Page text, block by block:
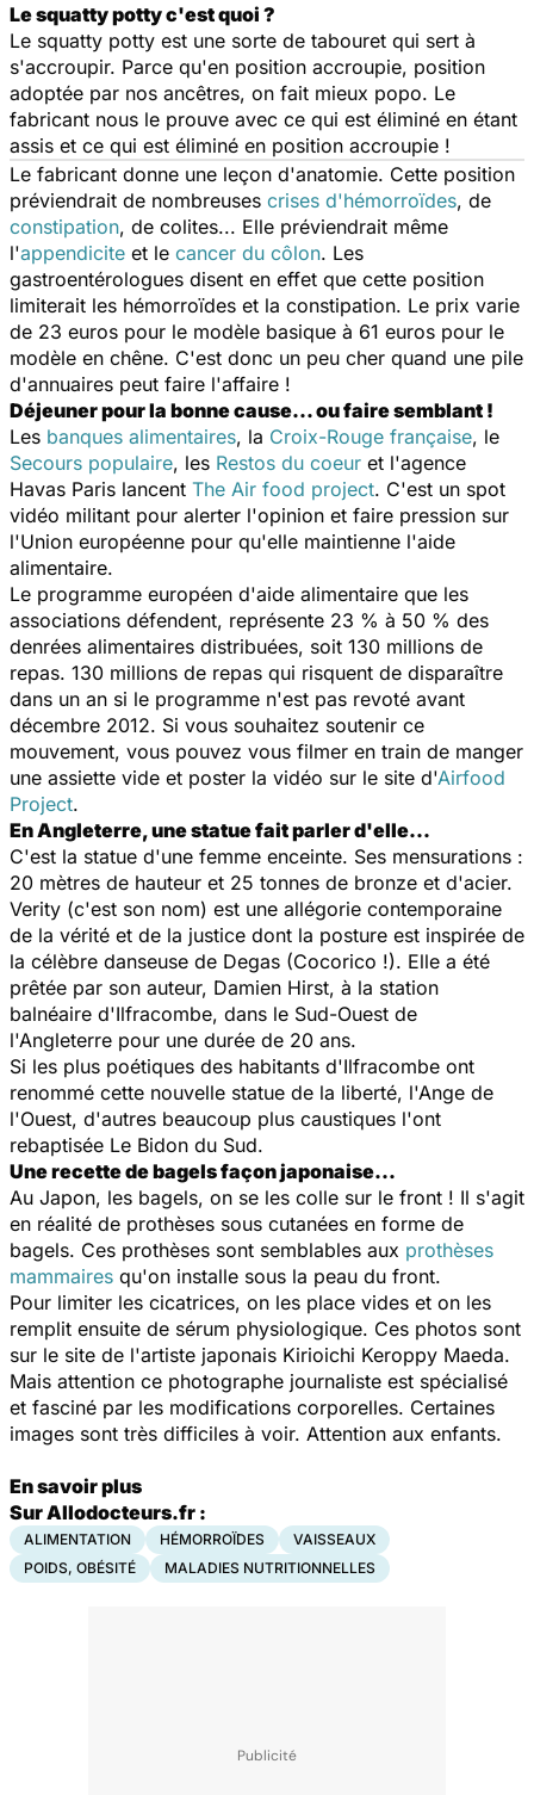
Le squatty potty c'est quoi ?
Le squatty potty est une sorte de tabouret qui sert à
s'accroupir. Parce qu'en position accroupie, position
adoptée par nos ancêtres, on fait mieux popo. Le
fabricant nous le prouve avec ce qui est éliminé en étant
assis et ce qui est éliminé en position accroupie !
Le fabricant donne une leçon d'anatomie. Cette position
préviendrait de nombreuses crises d'hémorroïdes, de
constipation, de colites... Elle préviendrait même
l'appendicite et le cancer du côlon. Les
gastroentérologues disent en effet que cette position
limiterait les hémorroïdes et la constipation. Le prix varie
de 23 euros pour le modèle basique à 61 euros pour le
modèle en chêne. C'est donc un peu cher quand une pile
d'annuaires peut faire l'affaire !
Déjeuner pour la bonne cause... ou faire semblant !
Les banques alimentaires, la Croix-Rouge française, le
Secours populaire, les Restos du coeur et l'agence
Havas Paris lancent The Air food project. C'est un spot
vidéo militant pour alerter l'opinion et faire pression sur
l'Union européenne pour qu'elle maintienne l'aide
alimentaire.
Le programme européen d'aide alimentaire que les
associations défendent, représente 23 % à 50 % des
denrées alimentaires distribuées, soit 130 millions de
repas. 130 millions de repas qui risquent de disparaître
dans un an si le programme n'est pas revoté avant
décembre 2012. Si vous souhaitez soutenir ce
mouvement, vous pouvez vous filmer en train de manger
une assiette vide et poster la vidéo sur le site d'Airfood
Project.
En Angleterre, une statue fait parler d'elle...
C'est la statue d'une femme enceinte. Ses mensurations :
20 mètres de hauteur et 25 tonnes de bronze et d'acier.
Verity (c'est son nom) est une allégorie contemporaine
de la vérité et de la justice dont la posture est inspirée de
la célèbre danseuse de Degas (Cocorico !). Elle a été
prêtée par son auteur, Damien Hirst, à la station
balnéaire d'Ilfracombe, dans le Sud-Ouest de
l'Angleterre pour une durée de 20 ans.
Si les plus poétiques des habitants d'Ilfracombe ont
renommé cette nouvelle statue de la liberté, l'Ange de
l'Ouest, d'autres beaucoup plus caustiques l'ont
rebaptisée Le Bidon du Sud.
Une recette de bagels façon japonaise...
Au Japon, les bagels, on se les colle sur le front ! Il s'agit
en réalité de prothèses sous cutanées en forme de
bagels. Ces prothèses sont semblables aux prothèses
mammaires qu'on installe sous la peau du front.
Pour limiter les cicatrices, on les place vides et on les
remplit ensuite de sérum physiologique. Ces photos sont
sur le site de l'artiste japonais Kirioichi Keroppy Maeda.
Mais attention ce photographe journaliste est spécialisé
et fasciné par les modifications corporelles. Certaines
images sont très difficiles à voir. Attention aux enfants.
En savoir plus
Sur Allodocteurs.fr :
ALIMENTATION HÉMORROÏDES
VAISSEAUX
POIDS, OBÉSITÉ
MALADIES NUTRITIONNELLES